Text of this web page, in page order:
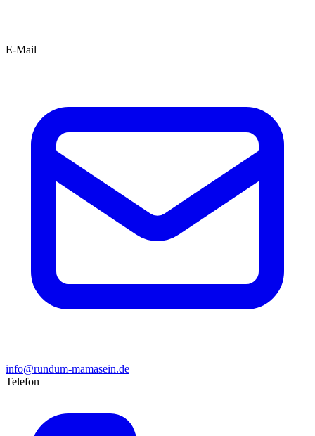
E-Mail
info@rundum-mamasein.de
Telefon